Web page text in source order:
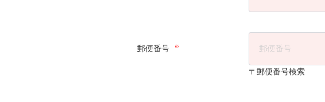
郵便番号 ※
〒郵便番号検索